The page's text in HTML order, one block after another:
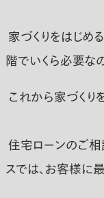
家づくりをはじめ
階でいくら必要な
これから家づくり
住宅ローンのご相
スでは、お客様に